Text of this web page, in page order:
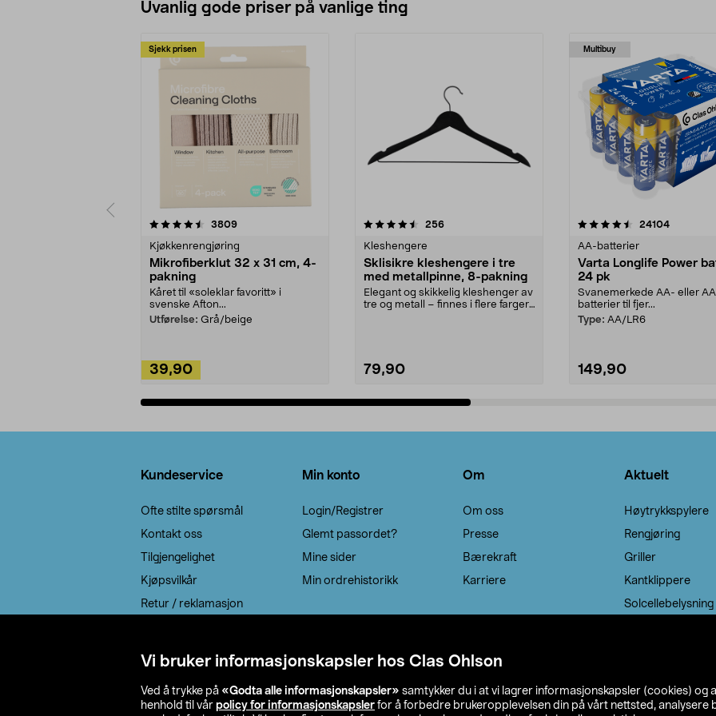
Vi bruker informasjonskapsler hos Clas Ohlson
Ved å trykke på «Godta alle informasjonskapsler» samtykker du i at vi lagrer informasjonskapsler (cookies) og
henhold til vår policy for informasjonskapsler for å forbedre brukeropplevelsen din på vårt nettsted, analysere
Uvanlig gode priser på vanlige ting
Sjekk prisen
3809anmeldelser
Kjøkkenrengjøring
Mikrofiberklut 32 x 31 cm, 4-
pakning
Kåret til «soleklar favoritt» i
svenske Afton...
Utførelse: Grå/beige
39,90
4.5av 5 stjerner 256anmeldelser
Kleshengere
Sklisikre kleshengere i tre
med metallpinne, 8-pakning
Elegant og skikkelig kleshenger av
tre og metall – finnes i flere farger.
79,90
Multibuy
4.5av 5 stjerner 24104
AA-batterier
Varta Longlife Power
24 pk
Svanemerkede AA- eller
batterier til fjer...
Type: AA/LR6
149,90
4.5av 5 stjerner
Kundeservice
Ofte stilte spørsmål
Kontakt oss
Tilgjengelighet
Kjøpsvilkår
Retur / reklamasjon
Min konto
Login/Registrer
Glemt passordet?
Mine sider
Min ordrehistorikk
Om
Om oss
Presse
Bærekraft
Karriere
Aktuelt
Høytrykkspylere
Rengjøring
Griller
Kantklippere
Solcellebelysning